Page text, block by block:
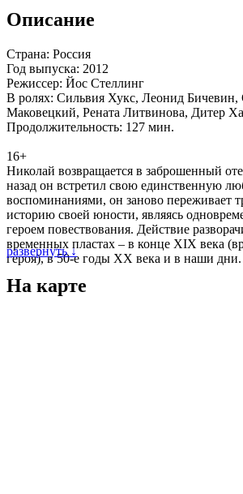
Описание
Страна: Россия
Год выпуска: 2012
Режиссер: Йос Стеллинг
В ролях: Сильвия Хукс, Леонид Бичевин,
Маковецкий, Рената Литвинова, Дитер
Продолжительность: 127 мин.
16+
Николай возвращается в заброшенный
назад он встретил свою единственную
воспоминаниями, он заново переживает
историю своей юности, являясь
героем повествования. Действие
временных пластах – в конце XIX века
героя), в 50-е годы XX века и в наши дни.
развернуть ↓
На карте